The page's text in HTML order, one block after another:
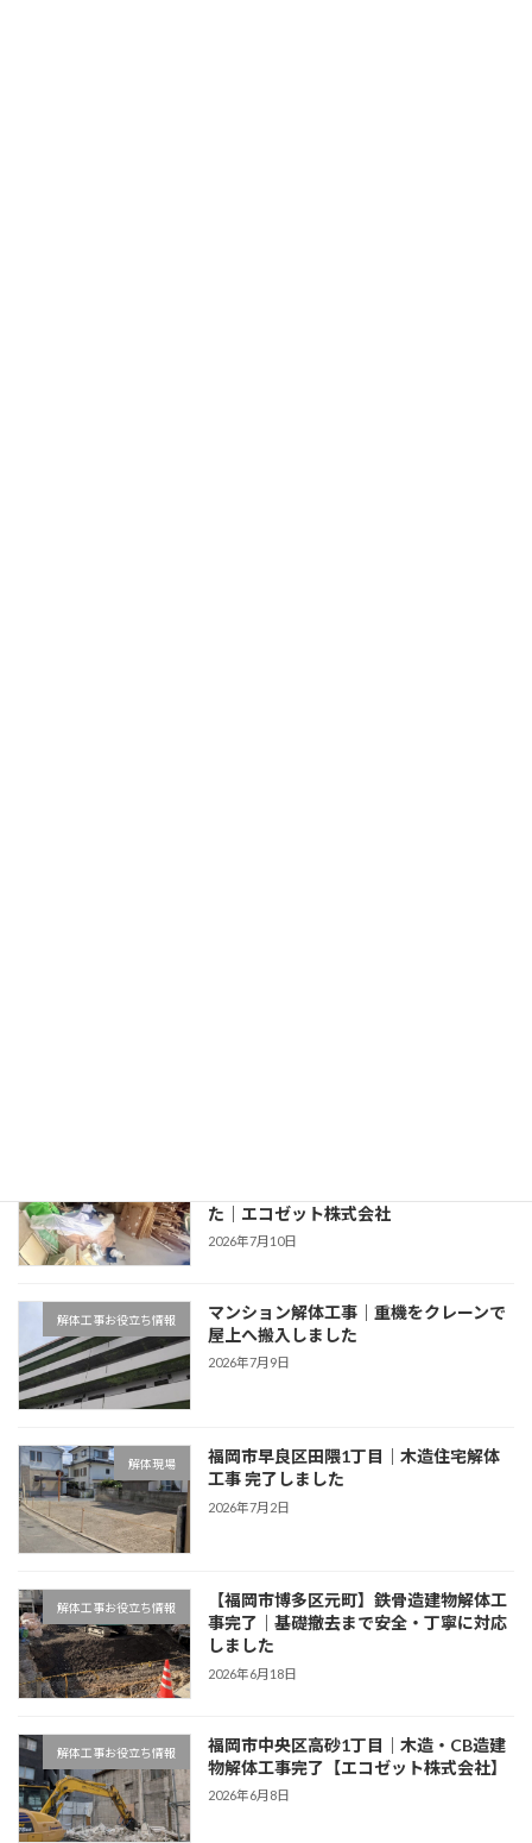
た｜エコゼット株式会社
2026年7月10日
解体工事お役立ち情報
マンション解体工事｜重機をクレーンで
屋上へ搬入しました
2026年7月9日
解体現場
福岡市早良区田隈1丁目｜木造住宅解体
工事 完了しました
2026年7月2日
解体工事お役立ち情報
【福岡市博多区元町】鉄骨造建物解体工
事完了｜基礎撤去まで安全・丁寧に対応
しました
2026年6月18日
解体工事お役立ち情報
福岡市中央区高砂1丁目｜木造・CB造建
物解体工事完了【エコゼット株式会社】
2026年6月8日